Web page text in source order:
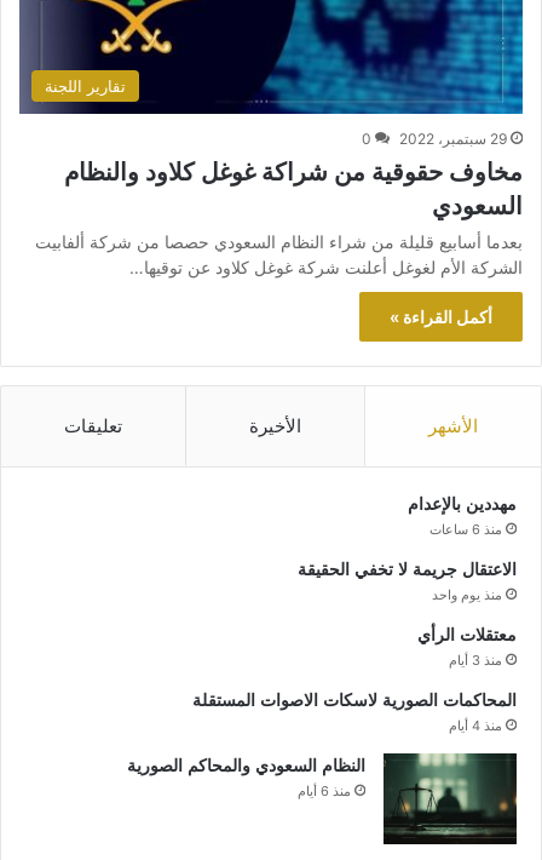
تقارير اللجنة
29 سبتمبر، 2022 0
مخاوف حقوقية من شراكة غوغل كلاود والنظام
السعودي
بعدما أسابيع قليلة من شراء النظام السعودي حصصا من شركة ألفابيت
الشركة الأم لغوغل أعلنت شركة غوغل كلاود عن توقيها…
أكمل القراءة »
الأشهر الأخيرة تعليقات
مهددين بالإعدام
منذ 6 ساعات
الاعتقال جريمة لا تخفي الحقيقة
منذ يوم واحد
معتقلات الرأي
منذ 3 أيام
المحاكمات الصورية لاسكات الاصوات المستقلة
منذ 4 أيام
النظام السعودي والمحاكم الصورية
منذ 6 أيام